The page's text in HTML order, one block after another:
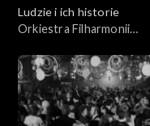
Ludzie i ich historie
Orkiestra Filharmonii